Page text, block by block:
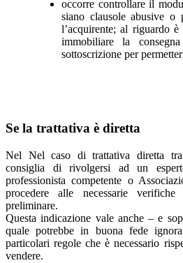
occorre controllare il
siano clausole abusive o
l’acquirente; al riguardo
immobiliare la
sottoscrizione per
Se la trattativa è diretta
Nel Nel caso di trattativa diretta
consiglia di rivolgersi ad un
professionista competente o
procedere alle necessarie
preliminare.
Questa indicazione vale anche – e
quale potrebbe in buona fede
particolari regole che è necessario
vendere.